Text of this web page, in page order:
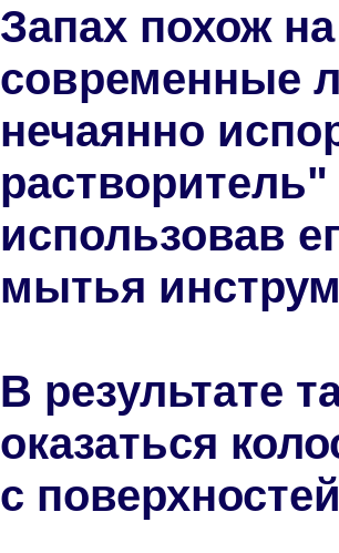
Запах похож
современные
нечаянно
использовав
мытья
В результате
оказаться
с